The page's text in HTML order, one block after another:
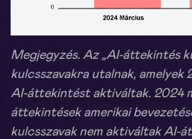
Megjegyzés. Az „AI-áttekintés
kulcsszavakra utalnak, amelyek
AI-áttekintést aktiváltak. 2024
áttekintések amerikai
kulcsszavak nem aktiváltak AI-